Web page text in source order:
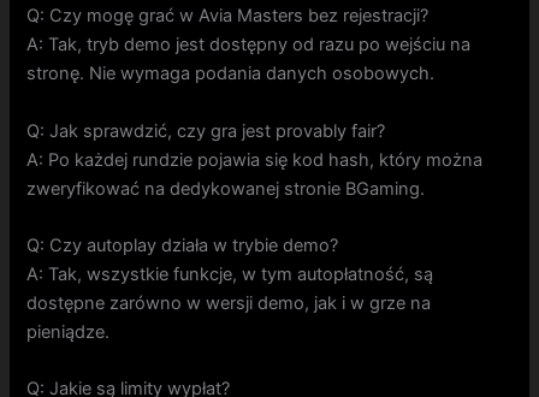
Q: Czy mogę grać w Avia Masters bez rejestracji?
A: Tak, tryb demo jest dostępny od razu po wejściu na
stronę. Nie wymaga podania danych osobowych.
Q: Jak sprawdzić, czy gra jest provably fair?
A: Po każdej rundzie pojawia się kod hash, który można
zweryfikować na dedykowanej stronie BGaming.
Q: Czy autoplay działa w trybie demo?
A: Tak, wszystkie funkcje, w tym autopłatność, są
dostępne zarówno w wersji demo, jak i w grze na
pieniądze.
Q: Jakie są limity wypłat?